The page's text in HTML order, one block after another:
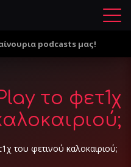
Μ
ο
podcasts μας!
το φετ1χ
του φετινού καλοκαιριού;